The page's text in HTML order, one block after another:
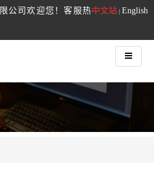
中文站 | English
公司欢迎您！客服热